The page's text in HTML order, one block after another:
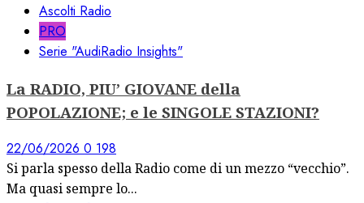
Ascolti Radio
PRO
Serie "AudiRadio Insights"
La RADIO, PIU’ GIOVANE della
POPOLAZIONE; e le SINGOLE STAZIONI?
22/06/2026 0 198
Si parla spesso della Radio come di un mezzo “vecchio”.
Ma quasi sempre lo...